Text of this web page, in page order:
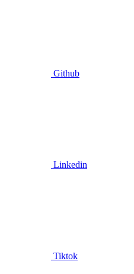
Github
Linkedin
Tiktok